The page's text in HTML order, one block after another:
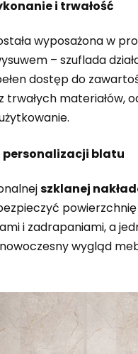
i trwałość
wyposażona w
– szuflada
dostęp do
trwałych materiałów,
personalizacji blatu
szklanej
i zadrapaniami, a
wygląd